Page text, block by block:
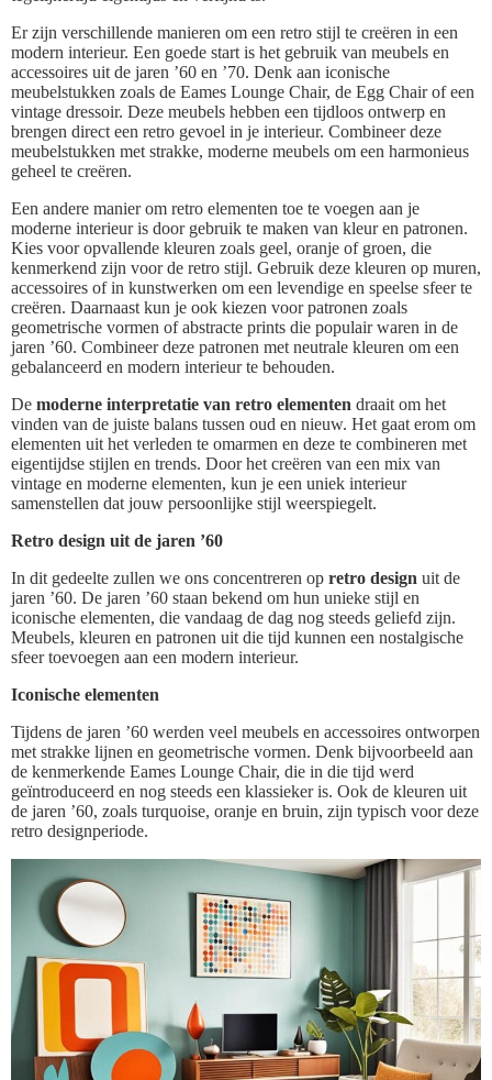
Er zijn verschillende manieren om een retro stijl te creëren in een
modern interieur. Een goede start is het gebruik van meubels en
accessoires uit de jaren ’60 en ’70. Denk aan iconische
meubelstukken zoals de Eames Lounge Chair, de Egg Chair of een
vintage dressoir. Deze meubels hebben een tijdloos ontwerp en
brengen direct een retro gevoel in je interieur. Combineer deze
meubelstukken met strakke, moderne meubels om een harmonieus
geheel te creëren.
Een andere manier om retro elementen toe te voegen aan je
moderne interieur is door gebruik te maken van kleur en patronen.
Kies voor opvallende kleuren zoals geel, oranje of groen, die
kenmerkend zijn voor de retro stijl. Gebruik deze kleuren op muren,
accessoires of in kunstwerken om een levendige en speelse sfeer te
creëren. Daarnaast kun je ook kiezen voor patronen zoals
geometrische vormen of abstracte prints die populair waren in de
jaren ’60. Combineer deze patronen met neutrale kleuren om een
gebalanceerd en modern interieur te behouden.
De moderne interpretatie van retro elementen draait om het
vinden van de juiste balans tussen oud en nieuw. Het gaat erom om
elementen uit het verleden te omarmen en deze te combineren met
eigentijdse stijlen en trends. Door het creëren van een mix van
vintage en moderne elementen, kun je een uniek interieur
samenstellen dat jouw persoonlijke stijl weerspiegelt.
Retro design uit de jaren ’60
In dit gedeelte zullen we ons concentreren op retro design uit de
jaren ’60. De jaren ’60 staan bekend om hun unieke stijl en
iconische elementen, die vandaag de dag nog steeds geliefd zijn.
Meubels, kleuren en patronen uit die tijd kunnen een nostalgische
sfeer toevoegen aan een modern interieur.
Iconische elementen
Tijdens de jaren ’60 werden veel meubels en accessoires ontworpen
met strakke lijnen en geometrische vormen. Denk bijvoorbeeld aan
de kenmerkende Eames Lounge Chair, die in die tijd werd
geïntroduceerd en nog steeds een klassieker is. Ook de kleuren uit
de jaren ’60, zoals turquoise, oranje en bruin, zijn typisch voor deze
retro designperiode.